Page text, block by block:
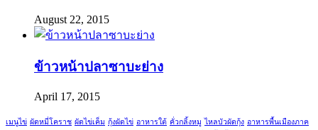
August 22, 2015
ข้าวหน้าปลาซาบะย่าง
April 17, 2015
เมนูไข่ ผัดหมี่โคราช ผัดไข่เค็ม กุ้งผัดไข่ อาหารใต้ คั่วกลิ้งหมู ไหลบัวผัดกุ้ง อาหารพื้นเมืองภาค